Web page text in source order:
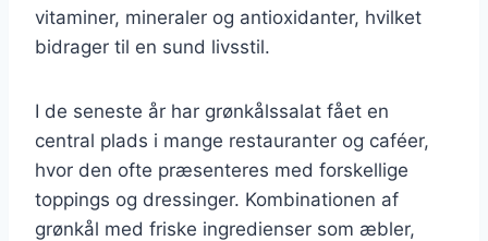
vitaminer, mineraler og antioxidanter, hvilket
bidrager til en sund livsstil.
I de seneste år har grønkålssalat fået en
central plads i mange restauranter og caféer,
hvor den ofte præsenteres med forskellige
toppings og dressinger. Kombinationen af
grønkål med friske ingredienser som æbler,